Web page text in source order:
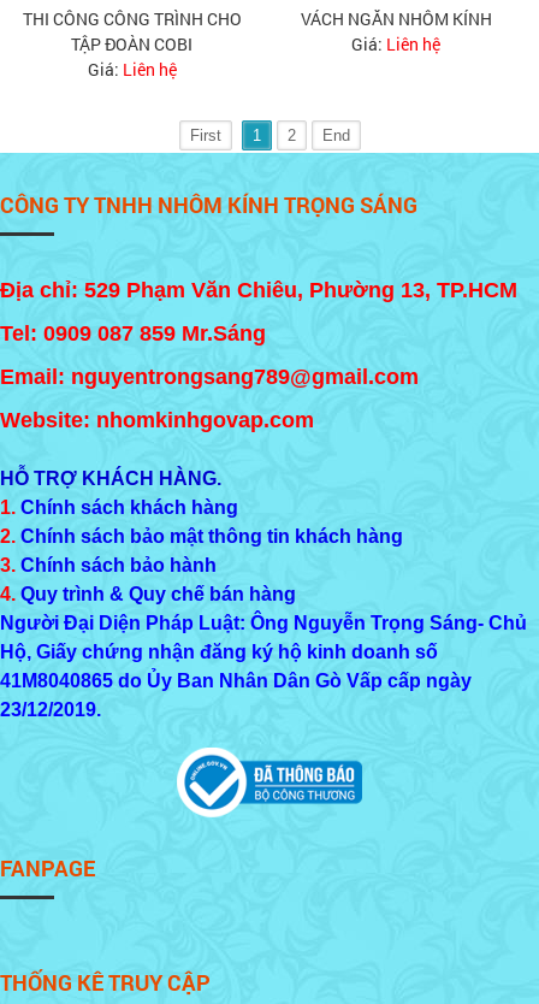
THI CÔNG CÔNG TRÌNH CHO
TẬP ĐOÀN COBI
Giá: Liên hệ
VÁCH NGĂN NHÔM KÍNH
Giá: Liên hệ
First 1 2 End
CÔNG TY TNHH NHÔM KÍNH TRỌNG SÁNG
Địa chỉ: 529 Phạm Văn Chiêu, Phường 13, TP.HCM
Tel: 0909 087 859 Mr.Sáng
Email: nguyentrongsang789@gmail.com
Website: nhomkinhgovap.com
HỖ TRỢ KHÁCH HÀNG.
1. Chính sách khách hàng
2. Chính sách bảo mật thông tin khách hàng
3. Chính sách bảo hành
4. Quy trình & Quy chế bán hàng
Người Đại Diện Pháp Luật: Ông Nguyễn Trọng Sáng- Chủ
Hộ, Giấy chứng nhận đăng ký hộ kinh doanh số
41M8040865 do Ủy Ban Nhân Dân Gò Vấp cấp ngày
23/12/2019.
FANPAGE
THỐNG KÊ TRUY CẬP